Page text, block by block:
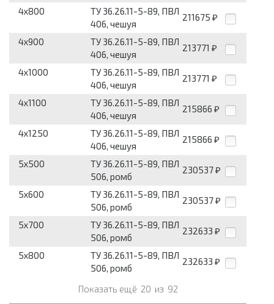
4x800
ТУ 36.26.11-5-89, ПВЛ
406, чешуя
211675 ₽
4x900
ТУ 36.26.11-5-89, ПВЛ
406, чешуя
213771 ₽
4x1000
ТУ 36.26.11-5-89, ПВЛ
406, чешуя
213771 ₽
4x1100
ТУ 36.26.11-5-89, ПВЛ
406, чешуя
215866 ₽
4x1250
ТУ 36.26.11-5-89, ПВЛ
406, чешуя
215866 ₽
5x500
ТУ 36.26.11-5-89, ПВЛ
506, ромб
230537 ₽
5x600
ТУ 36.26.11-5-89, ПВЛ
506, ромб
230537 ₽
5x700
ТУ 36.26.11-5-89, ПВЛ
506, ромб
232633 ₽
5x800
ТУ 36.26.11-5-89, ПВЛ
506, ромб
232633 ₽
Показать ещё 20 из 92